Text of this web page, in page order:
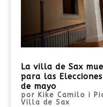
La villa de Sax
para las
de mayo
por Kike Camilo i
Villa de Sax